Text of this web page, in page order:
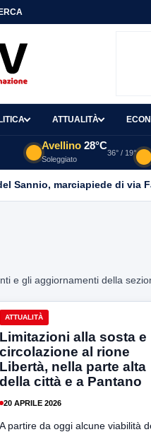
ATTUALITÀ
Avellino 28°C
Soleggiato
36° / 19°
Sannio, marciapiede di via
e gli aggiornamenti della
ATTUALITÀ
Limitazioni alla sosta e
circolazione al rione
Libertà, nella parte alta
della città e a Pantano
20 APRILE 2026
A partire da oggi alcune viabilità